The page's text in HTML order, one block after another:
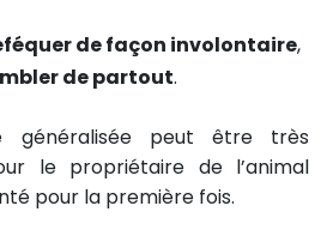
de façon involontaire,
de partout.
peut être très
le propriétaire de l’animal
pour la première fois.